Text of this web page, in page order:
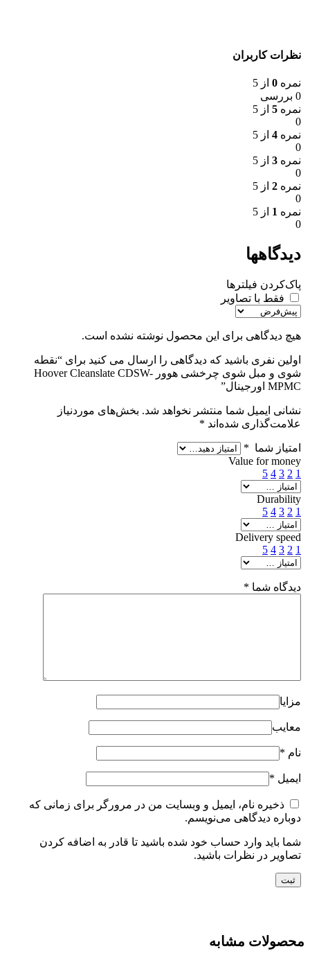
نظرات کاربران
نمره 0 از 5
0 بررسی
نمره 5 از 5
0
نمره 4 از 5
0
نمره 3 از 5
0
نمره 2 از 5
0
نمره 1 از 5
0
دیدگاهها
پاک‌کردن فیلترها
فقط با تصاویر
هیچ دیدگاهی برای این محصول نوشته نشده است.
اولین نفری باشید که دیدگاهی را ارسال می کنید برای “نقطه
شوی و مبل شوی چرخشی هوور Hoover Cleanslate CDSW-
MPMC اورجینال”
نشانی ایمیل شما منتشر نخواهد شد. بخش‌های موردنیاز
علامت‌گذاری شده‌اند *
امتیاز شما *
Value for money
1
2
3
4
5
Durability
1
2
3
4
5
Delivery speed
1
2
3
4
5
دیدگاه شما *
مزایا
معایب
نام *
ایمیل *
ذخیره نام، ایمیل و وبسایت من در مرورگر برای زمانی که
دوباره دیدگاهی می‌نویسم.
شما باید وارد حساب خود شده باشید تا قادر به اضافه کردن
تصاویر در نظرات باشید.
محصولات مشابه